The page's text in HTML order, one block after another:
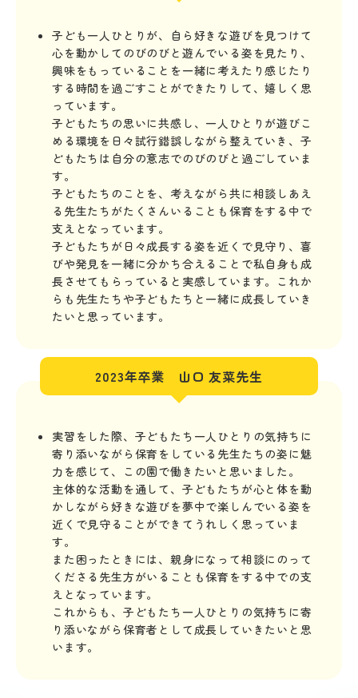
子ども一人ひとりが、自ら好きな遊びを見つけて
心を動かしてのびのびと遊んでいる姿を見たり、
興味をもっていることを一緒に考えたり感じたり
する時間を過ごすことができたりして、嬉しく思
っています。
子どもたちの思いに共感し、一人ひとりが遊びこ
める環境を日々試行錯誤しながら整えていき、子
どもたちは自分の意志でのびのびと過ごしていま
す。
子どもたちのことを、考えながら共に相談しあえ
る先生たちがたくさんいることも保育をする中で
支えとなっています。
子どもたちが日々成長する姿を近くで見守り、喜
びや発見を一緒に分かち合えることで私自身も成
長させてもらっていると実感しています。これか
らも先生たちや子どもたちと一緒に成長していき
たいと思っています。
2023年卒業 山口 友菜先生
実習をした際、子どもたち一人ひとりの気持ちに
寄り添いながら保育をしている先生たちの姿に魅
力を感じて、この園で働きたいと思いました。
主体的な活動を通して、子どもたちが心と体を動
かしながら好きな遊びを夢中で楽しんでいる姿を
近くで見守ることができてうれしく思っていま
す。
また困ったときには、親身になって相談にのって
くださる先生方がいることも保育をする中での支
えとなっています。
これからも、子どもたち一人ひとりの気持ちに寄
り添いながら保育者として成長していきたいと思
います。